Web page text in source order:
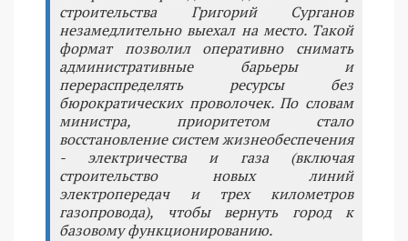
строительства Григорий Сурганов
незамедлительно выехал на место. Такой
формат позволил оперативно снимать
административные барьеры и
перераспределять ресурсы без
бюрократических проволочек. По словам
министра, приоритетом стало
восстановление систем жизнеобеспечения
- электричества и газа (включая
строительство новых линий
электропередач и трех километров
газопровода), чтобы вернуть город к
базовому функционированию.